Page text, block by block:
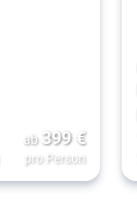
ab 399€
pro Person